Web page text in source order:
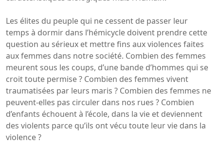
Les élites du peuple qui ne cessent de passer leur
temps à dormir dans l’hémicycle doivent prendre cette
question au sérieux et mettre fins aux violences faites
aux femmes dans notre société. Combien des femmes
meurent sous les coups, d’une bande d’hommes qui se
croit toute permise ? Combien des femmes vivent
traumatisées par leurs maris ? Combien des femmes ne
peuvent-elles pas circuler dans nos rues ? Combien
d’enfants échouent à l’école, dans la vie et deviennent
des violents parce qu’ils ont vécu toute leur vie dans la
violence ?